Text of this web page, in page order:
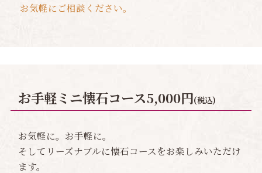
お気軽にご相談ください。
お手軽ミニ懐石コース5,000円(税込)
お気軽に。お手軽に。
そしてリーズナブルに懐石コースをお楽しみいただけ
ます。